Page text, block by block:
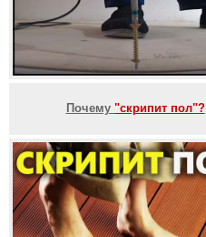
Почему "скрипит пол"?